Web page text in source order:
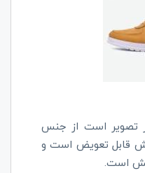
تصویر است از جنس
قابل تعویض است و
است.